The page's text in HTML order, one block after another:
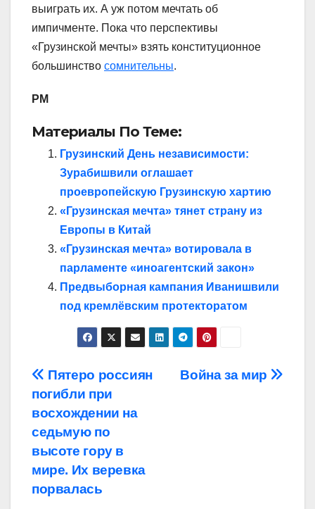
выиграть их. А уж потом мечтать об
импичменте. Пока что перспективы
«Грузинской мечты» взять конституционное
большинство сомнительны.
РМ
Материалы По Теме:
Грузинский День независимости:
Зурабишвили оглашает
проевропейскую Грузинскую хартию
«Грузинская мечта» тянет страну из
Европы в Китай
«Грузинская мечта» вотировала в
парламенте «иноагентский закон»
Предвыборная кампания Иванишвили
под кремлёвским протекторатом
Навигация
по
записям
Война за мир
Пятеро россиян
погибли при
восхождении на
седьмую по
высоте гору в
мире. Их веревка
порвалась